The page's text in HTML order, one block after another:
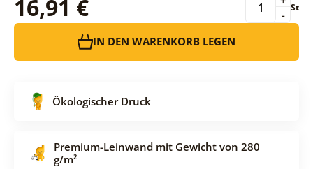
16,91 € -
St
IN DEN WARENKORB LEGEN
Ökologischer Druck
Premium-Leinwand mit Gewicht von 280
g/m²